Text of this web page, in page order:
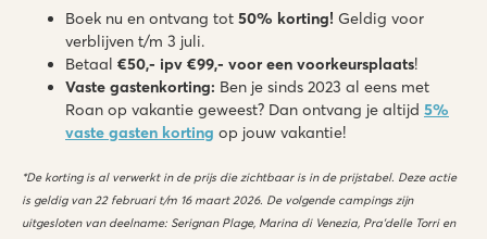
Boek nu en ontvang tot 50% korting! Geldig voor
verblijven t/m 3 juli.
Betaal €50,- ipv €99,- voor een voorkeursplaats!
Vaste gastenkorting: Ben je sinds 2023 al eens met
Roan op vakantie geweest? Dan ontvang je altijd 5%
vaste gasten korting op jouw vakantie!
*De korting is al verwerkt in de prijs die zichtbaar is in de prijstabel. Deze actie
is geldig van 22 februari t/m 16 maart 2026. De volgende campings zijn
uitgesloten van deelname: Serignan Plage, Marina di Venezia, Pra'delle Torri en